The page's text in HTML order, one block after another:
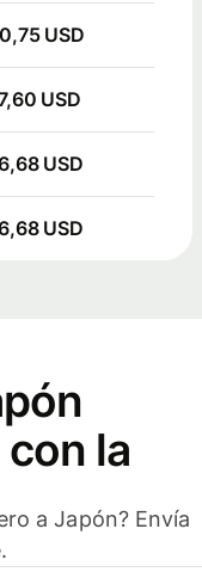
USD
USD
USD
USD
la
a Japón? Envía